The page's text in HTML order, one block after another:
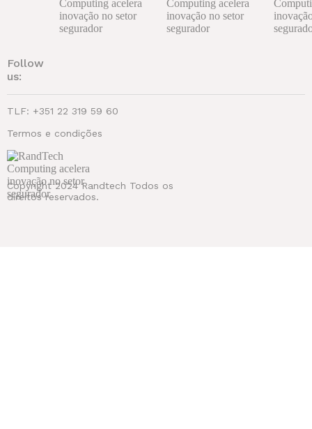
Follow
us:
TLF: +351 22 319 59 60
Termos e condições
Copyright 2024 Randtech Todos os
direitos reservados.